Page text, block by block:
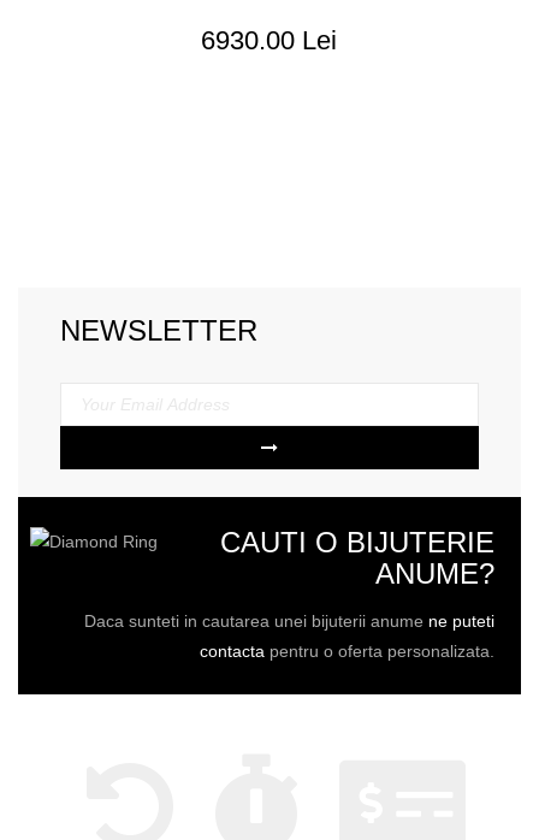
6930.00 Lei
NEWSLETTER
CAUTI O BIJUTERIE
ANUME?
Daca sunteti in cautarea unei bijuterii anume ne puteti
contacta pentru o oferta personalizata.